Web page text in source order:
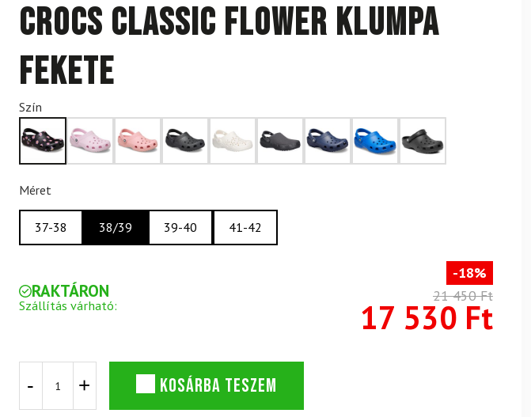
Crocs Classic Flower klumpa
fekete
Szín
Méret
37-38 38/39 39-40 41-42
RAKTÁRON
Szállítás várható:
-18%
21 450 Ft
17 530 Ft
Classic
KOSÁRBA TESZEM